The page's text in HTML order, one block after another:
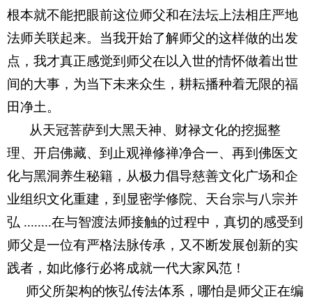
根本就不能把眼前这位师父和在法坛上法相庄严地
法师关联起来。当我开始了解师父的这样做的出发
点，我才真正感觉到师父在以入世的情怀做着出世
间的大事，为当下未来众生，耕耘播种着无限的福
田净土。
理、开启佛藏、到止观禅修禅净合一、再到佛医文
化与黑洞养生秘籍，从极力倡导慈善文化广场和企
业组织文化重建，到显密学修院、天台宗与八宗并
弘 ........在与智渡法师接触的过程中，真切的感受到
师父是一位有严格法脉传承，又不断发展创新的实
践者，如此修行必将成就一代大家风范！
师父所架构的恢弘传法体系，哪怕是师父正在编